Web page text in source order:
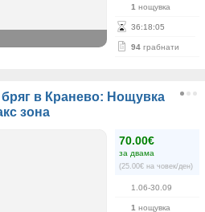
1 нощувка
36:18:05
94 грабнати
в Кранево: Нощувка
зона
70.00€
за двама
(25.00€ на човек/ден)
1.06-30.09
1 нощувка